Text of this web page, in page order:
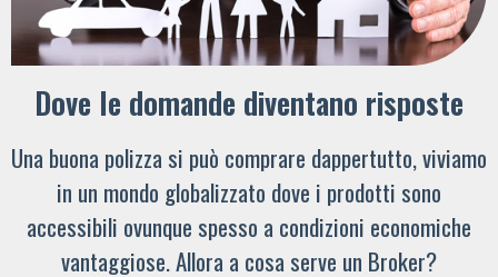
Dove le domande diventano risposte
Una buona polizza si può comprare dappertutto, viviamo
in un mondo globalizzato dove i prodotti sono
accessibili ovunque spesso a condizioni economiche
vantaggiose. Allora a cosa serve un Broker?